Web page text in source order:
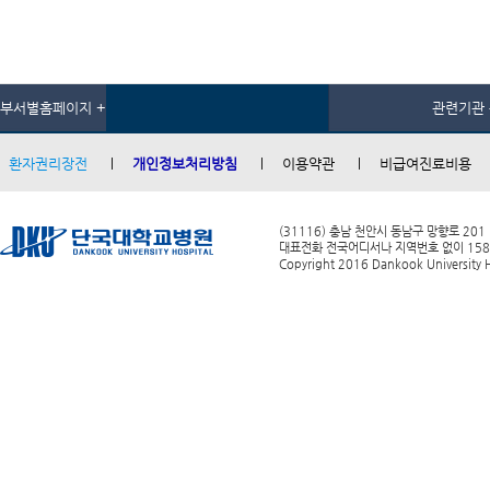
부서별홈페이지 + 관련기관
환자권리장전 개인정보처리방침 이용약관 비급여진료비용
(31116) 충남 천안시 동남구 망향로 201
대표전화 전국어디서나 지역번호 없이
Copyright 2016 Dankook University